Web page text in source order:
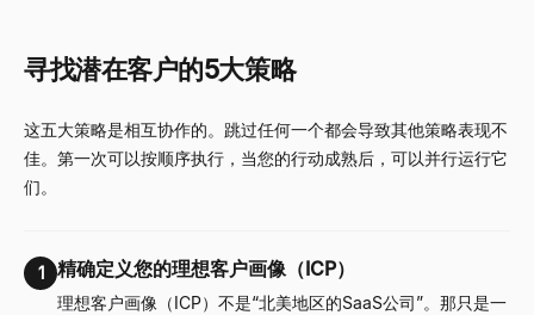
寻找潜在客户的5大策略
这五大策略是相互协作的。跳过任何一个都会导致其他策略表现不
佳。第一次可以按顺序执行，当您的行动成熟后，可以并行运行它
们。
1 精确定义您的理想客户画像（ICP）
理想客户画像（ICP）不是“北美地区的SaaS公司”。那只是一